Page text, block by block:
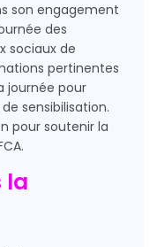
son engagement
des
sociaux de
pertinentes
journée pour
sensibilisation.
pour soutenir la
la